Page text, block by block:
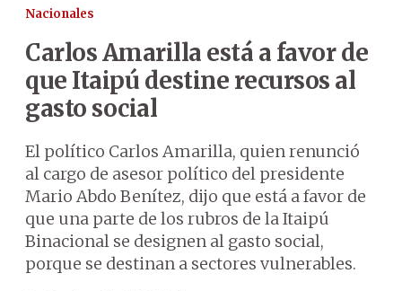
Nacionales
Carlos Amarilla está a favor de
que Itaipú destine recursos al
gasto social
El político Carlos Amarilla, quien renunció
al cargo de asesor político del presidente
Mario Abdo Benítez, dijo que está a favor de
que una parte de los rubros de la Itaipú
Binacional se designen al gasto social,
porque se destinan a sectores vulnerables.